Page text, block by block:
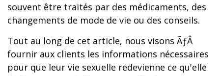
souvent être traités par des médicaments, des
changements de mode de vie ou des conseils.
Tout au long de cet article, nous visons ÃƒÂ
fournir aux clients les informations nécessaires
pour que leur vie sexuelle redevienne ce qu'elle